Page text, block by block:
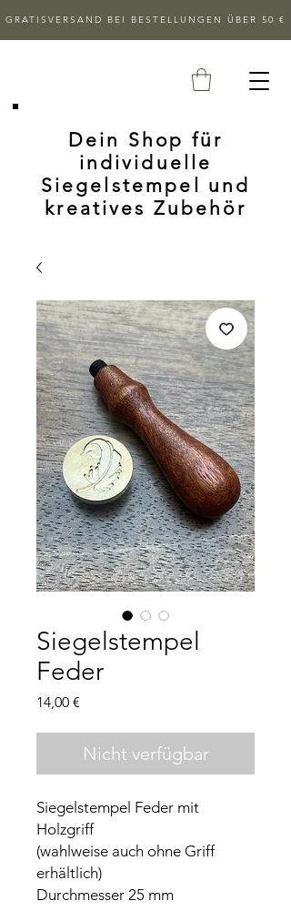
GRATISVERSAND BEI BESTELLUNGEN ÜBER 50 €
Dein Shop für
individuelle
Siegelstempel und
kreatives Zubehör
Siegelstempel
Feder
14,00 €
Nicht verfügbar
Siegelstempel Feder mit
Holzgriff
(wahlweise auch ohne Griff
erhältlich)
Durchmesser 25 mm